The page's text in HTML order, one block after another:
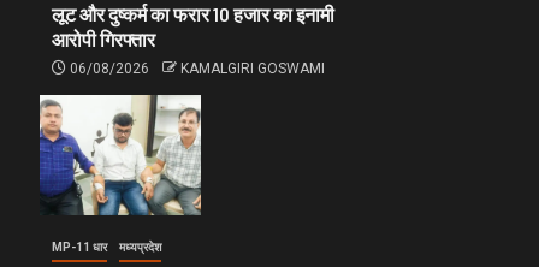
लूट और दुष्कर्म का फरार 10 हजार का इनामी
आरोपी गिरफ्तार
06/08/2026 KAMALGIRI GOSWAMI
MP-11 धार मध्यप्रदेश